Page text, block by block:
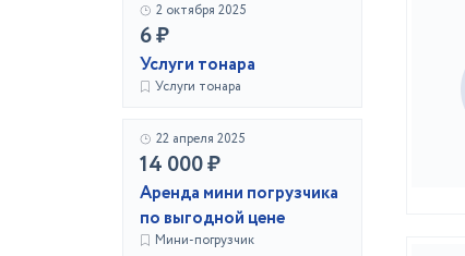
2 октября 2025
6 ₽
Услуги тонара
Услуги тонара
22 апреля 2025
14 000 ₽
Аренда мини погрузчика
по выгодной цене
Мини-погрузчик